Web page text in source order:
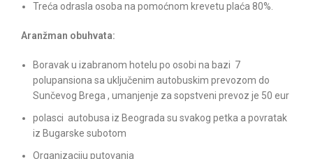
Treća odrasla osoba na pomoćnom krevetu plaća 80%.
Aranžman obuhvata:
Boravak u izabranom hotelu po osobi na bazi 7
polupansiona sa uključenim autobuskim prevozom do
Sunčevog Brega , umanjenje za sopstveni prevoz je 50 eur
polasci autobusa iz Beograda su svakog petka a povratak
iz Bugarske subotom
Organizaciju putovanja